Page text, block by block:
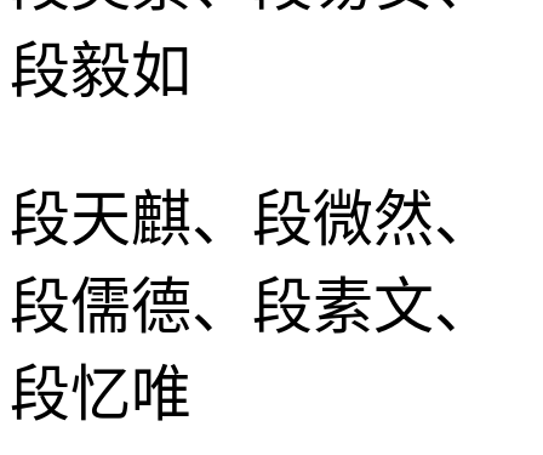
段毅如
段天麒、段微然、
段儒德、段素文、
段忆唯